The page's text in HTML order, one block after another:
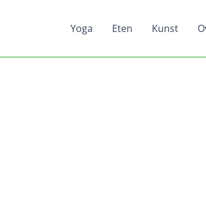
Yoga Eten Kunst